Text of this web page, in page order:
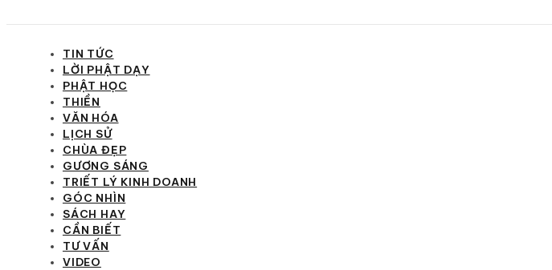
TIN TỨC
LỜI PHẬT DẠY
PHẬT HỌC
THIỀN
VĂN HÓA
LỊCH SỬ
CHÙA ĐẸP
GƯƠNG SÁNG
TRIẾT LÝ KINH DOANH
GÓC NHÌN
SÁCH HAY
CẦN BIẾT
TƯ VẤN
VIDEO